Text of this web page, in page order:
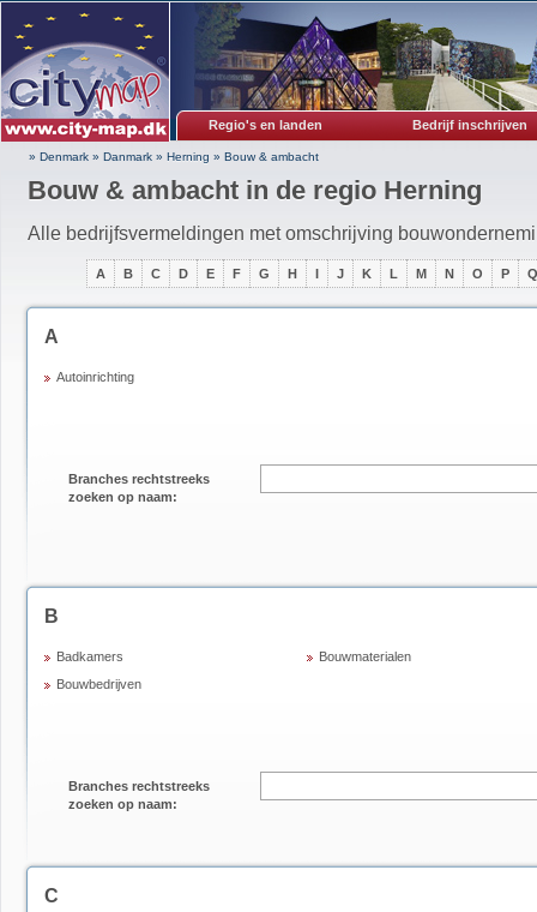
Regio's en landen Bedrijf inschrijven
» Denmark » Danmark » Herning » Bouw & ambacht
Bouw & ambacht in de regio Herning
Alle bedrijfsvermeldingen met omschrijving
A B C D E F G H I J K L M N O P Q
A
Autoinrichting
Branches rechtstreeks
zoeken op naam:
B
Badkamers
Bouwbedrijven
Bouwmaterialen
Branches rechtstreeks
zoeken op naam:
C